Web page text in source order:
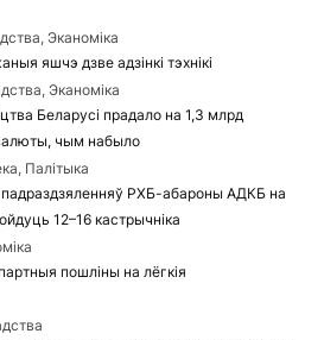
Эканоміка
яшчэ дзве адзінкі тэхнікі
Эканоміка
Беларусі прадало на 1,3 млрд
чым набыло
Палітыка
падраздзяленняў РХБ-абароны АДКБ на
12–16 кастрычніка
пошліны на лёгкія